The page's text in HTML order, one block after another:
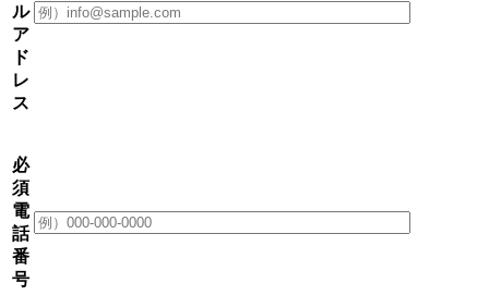
ル
ア
ド
レ
ス
必
須
電
話
番
号